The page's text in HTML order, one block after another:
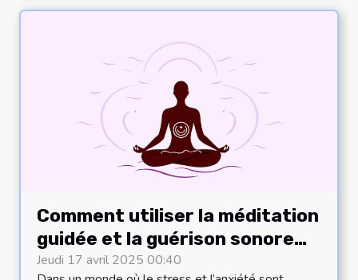
Comment utiliser la méditation
guidée et la guérison sonore
pour l'épanouissement
Jeudi 17 avril 2025 00:40